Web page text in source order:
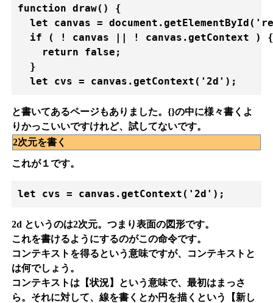
function draw() {
let canvas =
  if ( ! canvas || ! canvas.getContext ) {
    return false;
  }
と書いてあるページもありました。{}の中に様々書くよ
りかっこいいですけれど、試してないです。
2次元を書く
これが１です。
2d というのは2次元。つまり表面の図形です。
これを書けるようにするのがこの命令です。
コンテキストを得るという意味ですが、コンテキストと
は何でしょう。
コンテキストは【状況】という意味で、最初はまっさ
ら。それに対して、線を書くとか円を描くという【新し